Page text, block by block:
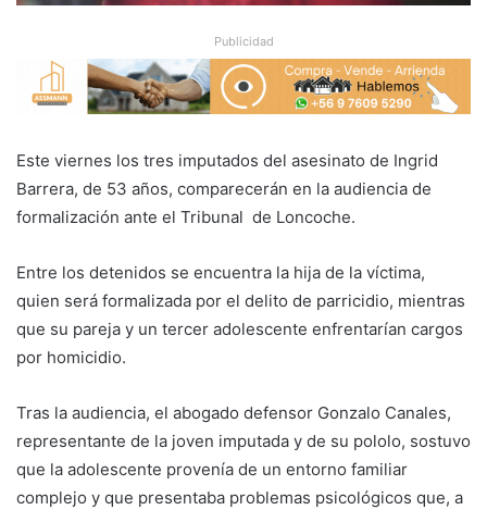
Publicidad
Este viernes los tres imputados del asesinato de Ingrid
Barrera, de 53 años, comparecerán en la audiencia de
formalización ante el Tribunal de Loncoche.
Entre los detenidos se encuentra la hija de la víctima,
quien será formalizada por el delito de parricidio, mientras
que su pareja y un tercer adolescente enfrentarían cargos
por homicidio.
Tras la audiencia, el abogado defensor Gonzalo Canales,
representante de la joven imputada y de su pololo, sostuvo
que la adolescente provenía de un entorno familiar
complejo y que presentaba problemas psicológicos que, a